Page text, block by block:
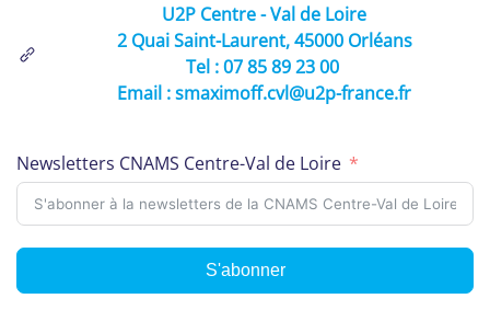
U2P Centre - Val de Loire
2 Quai Saint-Laurent, 45000 Orléans
Tel : 07 85 89 23 00
Email : smaximoff.cvl@u2p-france.fr
Newsletters CNAMS Centre-Val de Loire
S'abonner